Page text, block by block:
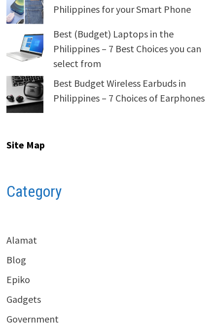
Philippines for your Smart Phone
Best (Budget) Laptops in the
Philippines – 7 Best Choices you can
select from
Best Budget Wireless Earbuds in
Philippines – 7 Choices of Earphones
Site Map
Category
Alamat
Blog
Epiko
Gadgets
Government